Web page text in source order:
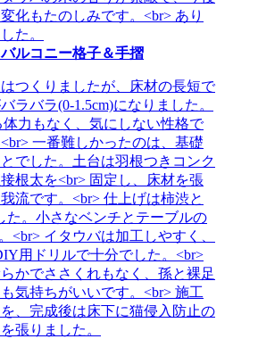
バルコニー格子＆手摺